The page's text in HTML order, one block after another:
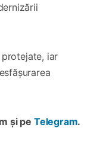
iar
și pe Telegram.